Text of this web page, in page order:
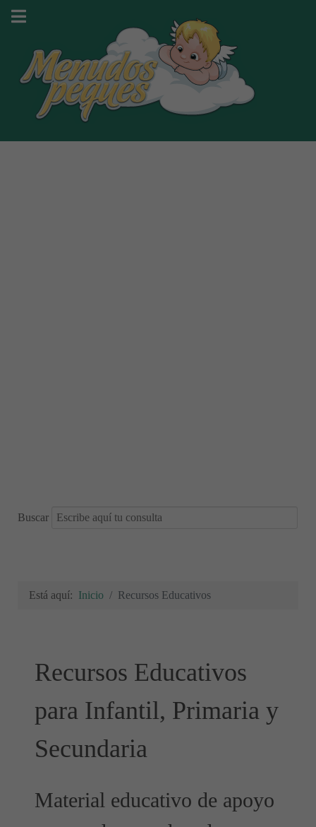
Buscar
Está aquí: Inicio Recursos Educativos
Recursos Educativos
para Infantil, Primaria y
Secundaria
Material educativo de apoyo